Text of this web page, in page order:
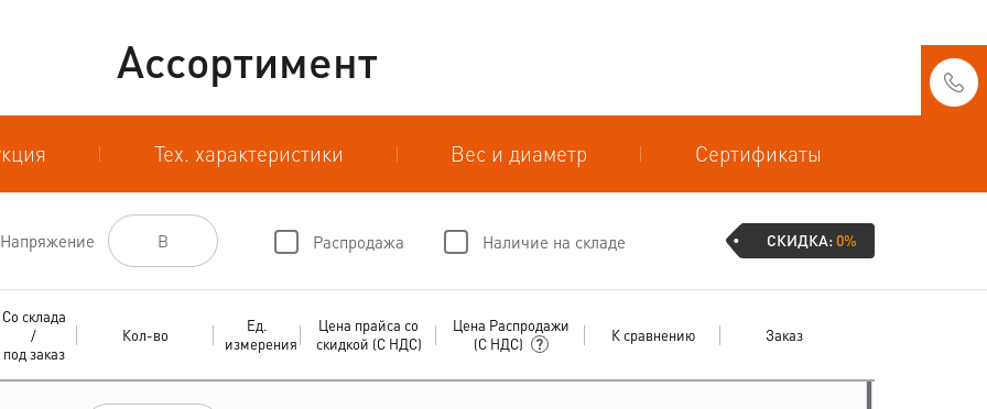
Ассортимент
Тех. характеристики Вес и диаметр Сертификаты
Напряжение Распродажа Наличие на складе СКИДКА:0%
Со склада
/
под заказ
Кол-во
Ед.
измерения
Цена прайса со
скидкой (С НДС)
Цена Распродажи
(С НДС)
К сравнению Заказ